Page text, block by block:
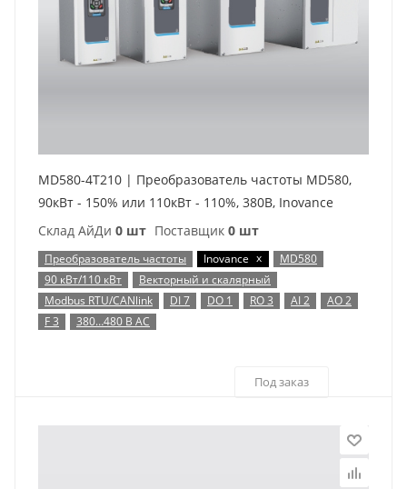
MD580-4T210 | Преобразователь частоты MD580,
90кВт - 150% или 110кВт - 110%, 380В, Inovance
Склад АйДи 0 шт Поставщик 0 шт
Преобразователь частоты Inovance x
MD580
90 кВт/110 кВт
Векторный и скалярный
Modbus RTU/CANlink
DI 7 DO 1 RO 3 AI 2
AO 2
F 3
380…480 В AC
Под заказ